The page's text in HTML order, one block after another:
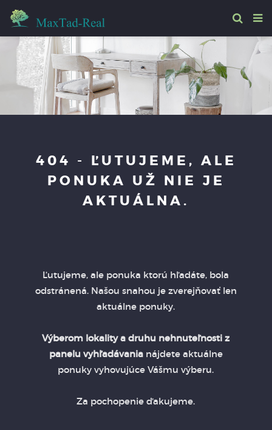
404 - ĽUTUJEME, ALE
PONUKA UŽ NIE JE
AKTUÁLNA.
Ľutujeme, ale ponuka ktorú hľadáte, bola
odstránená. Našou snahou je zverejňovať len
aktuálne ponuky.
Výberom lokality a druhu nehnuteľnosti z
panelu vyhľadávanianájdete aktuálne
ponuky vyhovujúce Vášmu výberu.
Za pochopenie ďakujeme.